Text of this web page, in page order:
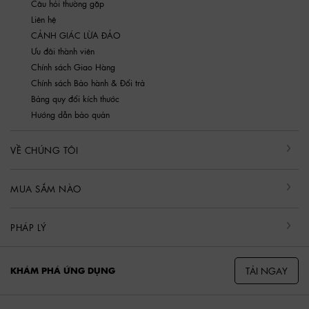
Câu hỏi thường gặp
Liên hệ
CẢNH GIÁC LỪA ĐẢO
Ưu đãi thành viên
Chính sách Giao Hàng
Chính sách Bảo hành & Đổi trả
Bảng quy đổi kích thước
Hướng dẫn bảo quản
VỀ CHÚNG TÔI
MUA SẮM NÀO
PHÁP LÝ
KHÁM PHÁ ỨNG DỤNG TẢI NGAY